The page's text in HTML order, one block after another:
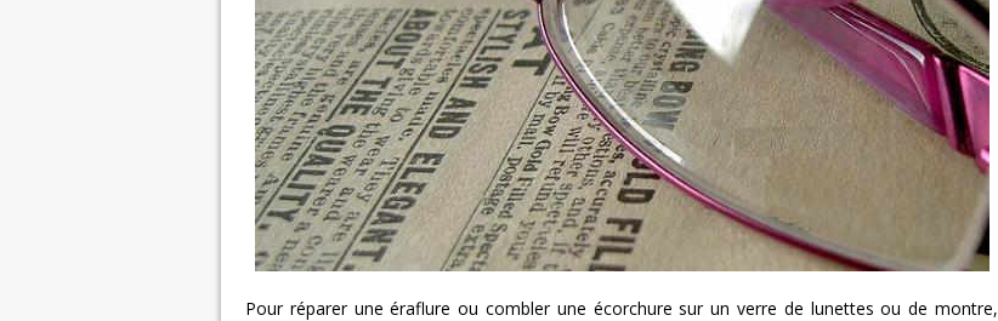
Pour réparer une éraflure ou combler une écorchure sur un verre de lunettes ou de montre,